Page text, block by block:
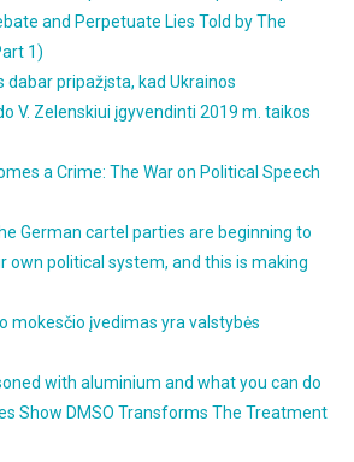
and Perpetuate Lies Told by The
1)
dabar pripažįsta, kad Ukrainos
V. Zelenskiui įgyvendinti 2019 m. taikos
a Crime: The War on Political Speech
German cartel parties are beginning to
own political system, and this is making
mokesčio įvedimas yra valstybės
with aluminium and what you can do
Show DMSO Transforms The Treatment